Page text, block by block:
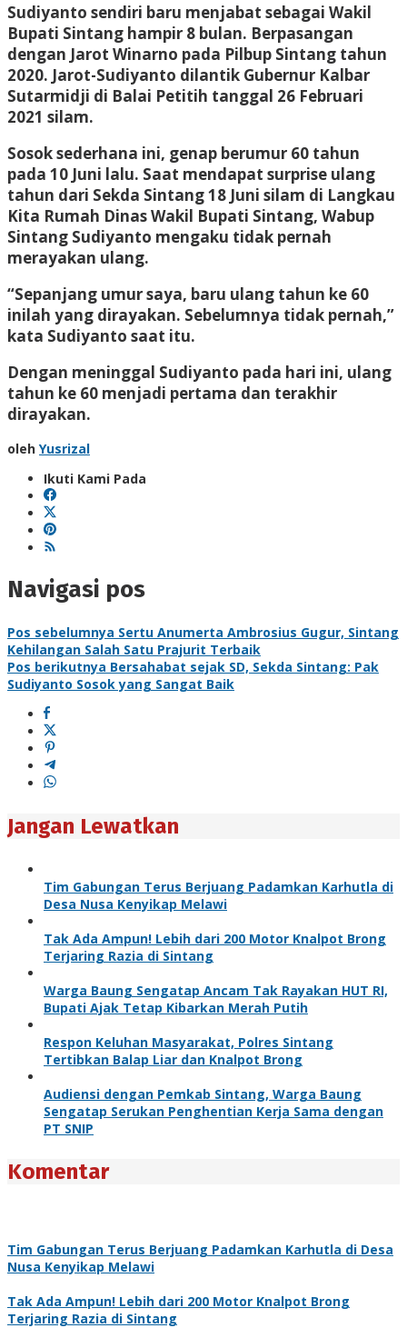
Sudiyanto sendiri baru menjabat sebagai Wakil
Bupati Sintang hampir 8 bulan. Berpasangan
dengan Jarot Winarno pada Pilbup Sintang tahun
2020. Jarot-Sudiyanto dilantik Gubernur Kalbar
Sutarmidji di Balai Petitih tanggal 26 Februari
2021 silam.
Sosok sederhana ini, genap berumur 60 tahun
pada 10 Juni lalu. Saat mendapat surprise ulang
tahun dari Sekda Sintang 18 Juni silam di Langkau
Kita Rumah Dinas Wakil Bupati Sintang, Wabup
Sintang Sudiyanto mengaku tidak pernah
merayakan ulang.
“Sepanjang umur saya, baru ulang tahun ke 60
inilah yang dirayakan. Sebelumnya tidak pernah,”
kata Sudiyanto saat itu.
Dengan meninggal Sudiyanto pada hari ini, ulang
tahun ke 60 menjadi pertama dan terakhir
dirayakan.
oleh Yusrizal
Ikuti Kami Pada
Navigasi pos
Pos sebelumnya Sertu Anumerta Ambrosius Gugur, Sintang
Kehilangan Salah Satu Prajurit Terbaik
Pos berikutnya Bersahabat sejak SD, Sekda Sintang: Pak
Sudiyanto Sosok yang Sangat Baik
Jangan Lewatkan
Tim Gabungan Terus Berjuang Padamkan Karhutla di
Desa Nusa Kenyikap Melawi
Tak Ada Ampun! Lebih dari 200 Motor Knalpot Brong
Terjaring Razia di Sintang
Warga Baung Sengatap Ancam Tak Rayakan HUT RI,
Bupati Ajak Tetap Kibarkan Merah Putih
Respon Keluhan Masyarakat, Polres Sintang
Tertibkan Balap Liar dan Knalpot Brong
Audiensi dengan Pemkab Sintang, Warga Baung
Sengatap Serukan Penghentian Kerja Sama dengan
PT SNIP
Komentar
Tim Gabungan Terus Berjuang Padamkan Karhutla di Desa
Nusa Kenyikap Melawi
Tak Ada Ampun! Lebih dari 200 Motor Knalpot Brong
Terjaring Razia di Sintang